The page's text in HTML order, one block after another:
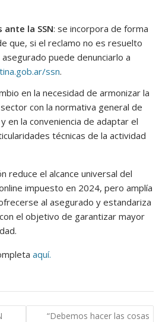
ante la SSN: se incorpora de forma
que, si el reclamo no es resuelto
puede denunciarlo a
ssn.
en la necesidad de armonizar la
con la normativa general de
en la conveniencia de adaptar el
técnicas de la actividad
reduce el alcance universal del
impuesto en 2024, pero amplía
al asegurado y estandariza
el objetivo de garantizar mayor
aquí.
“Debemos hacer las cosas